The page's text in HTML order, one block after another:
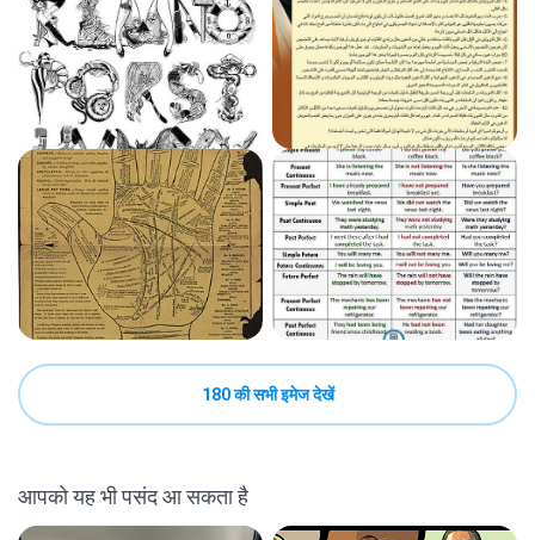
180 की सभी इमेज देखें
आपको यह भी पसंद आ सकता है